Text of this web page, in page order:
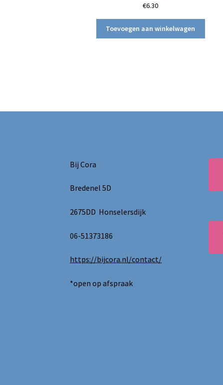
€6.30
Toevoegen aan winkelwagen
Bij Cora
Bredenel 5D
2675DD Honselersdijk
06-51373186
https://bijcora.nl/contact/
*open op afspraak